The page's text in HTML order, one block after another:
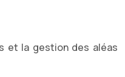
et la gestion des aléas